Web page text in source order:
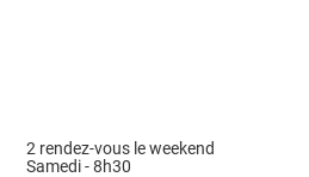
2 rendez-vous le weekend
Samedi - 8h30